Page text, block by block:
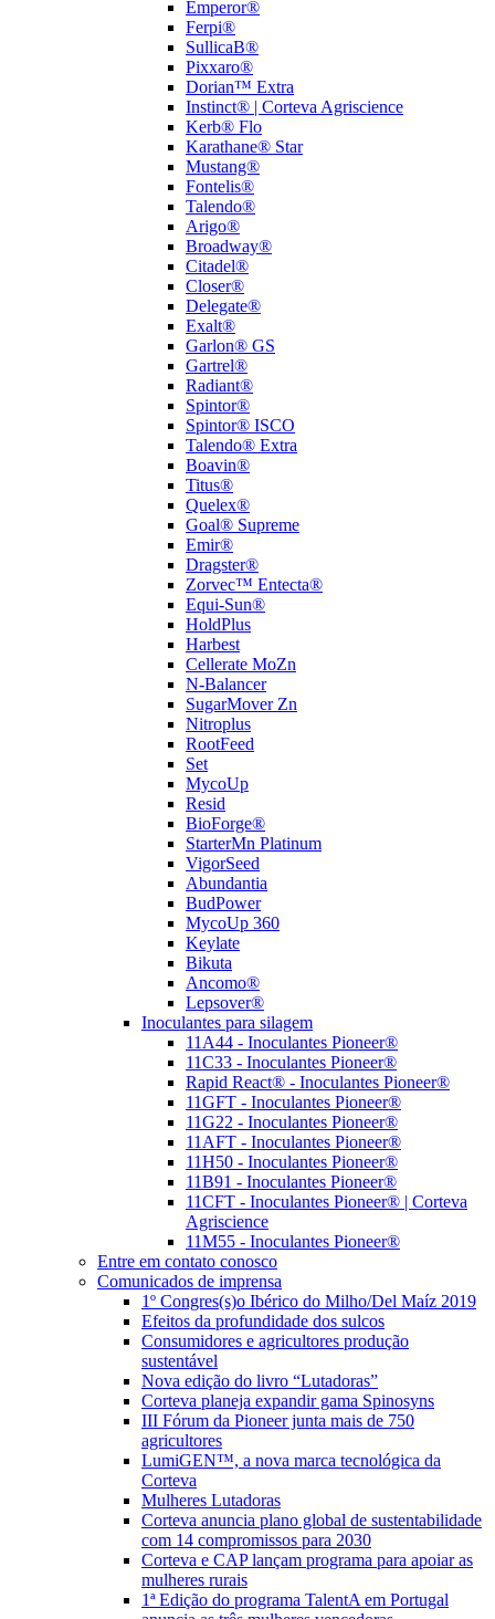
Emperor®
Ferpi®
SullicaB®
Pixxaro®
Dorian™ Extra
Instinct® | Corteva Agriscience
Kerb® Flo
Karathane® Star
Mustang®
Fontelis®
Talendo®
Arigo®
Broadway®
Citadel®
Closer®
Delegate®
Exalt®
Garlon® GS
Gartrel®
Radiant®
Spintor®
Spintor® ISCO
Talendo® Extra
Boavin®
Titus®
Quelex®
Goal® Supreme
Emir®
Dragster®
Zorvec™ Entecta®
Equi-Sun®
HoldPlus
Harbest
Cellerate MoZn
N-Balancer
SugarMover Zn
Nitroplus
RootFeed
Set
MycoUp
Resid
BioForge®
StarterMn Platinum
VigorSeed
Abundantia
BudPower
MycoUp 360
Keylate
Bikuta
Ancomo®
Lepsover®
Inoculantes para silagem
11A44 - Inoculantes Pioneer®
11C33 - Inoculantes Pioneer®
Rapid React® - Inoculantes Pioneer®
11GFT - Inoculantes Pioneer®
11G22 - Inoculantes Pioneer®
11AFT - Inoculantes Pioneer®
11H50 - Inoculantes Pioneer®
11B91 - Inoculantes Pioneer®
11CFT - Inoculantes Pioneer® | Corteva
Agriscience
11M55 - Inoculantes Pioneer®
Entre em contato conosco
Comunicados de imprensa
1º Congres(s)o Ibérico do Milho/Del Maíz 2019
Efeitos da profundidade dos sulcos
Consumidores e agricultores produção
sustentável
Nova edição do livro “Lutadoras”
Corteva planeja expandir gama Spinosyns
III Fórum da Pioneer junta mais de 750
agricultores
LumiGEN™, a nova marca tecnológica da
Corteva
Mulheres Lutadoras
Corteva anuncia plano global de sustentabilidade
com 14 compromissos para 2030
Corteva e CAP lançam programa para apoiar as
mulheres rurais
1ª Edição do programa TalentA em Portugal